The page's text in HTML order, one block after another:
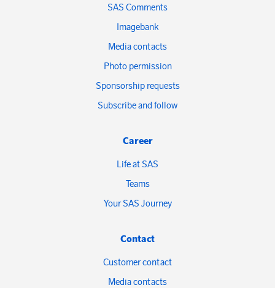
SAS Comments
Imagebank
Media contacts
Photo permission
Sponsorship requests
Subscribe and follow
Career
Life at SAS
Teams
Your SAS Journey
Contact
Customer contact
Media contacts